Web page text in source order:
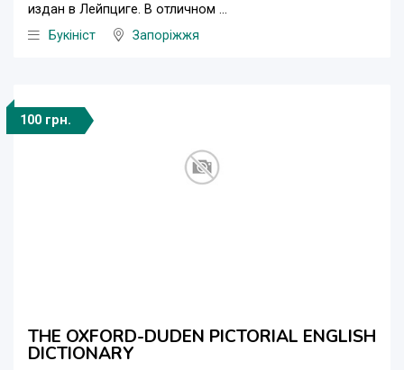
издан в Лейпциге. В отличном ...
Букініст
Запоріжжя
100 грн.
THE OXFORD-DUDEN PICTORIAL ENGLISH
DICTIONARY